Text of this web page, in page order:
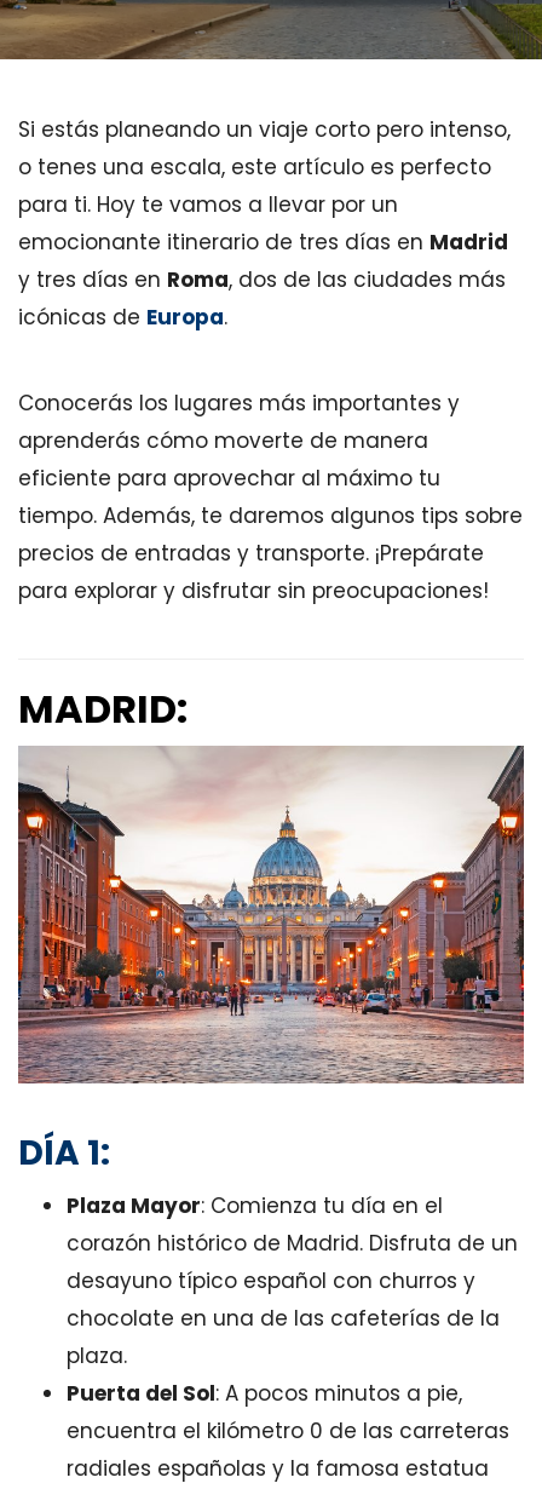
Si estás planeando un viaje corto pero intenso,
o tenes una escala, este artículo es perfecto
para ti. Hoy te vamos a llevar por un
emocionante itinerario de tres días en Madrid
y tres días en Roma, dos de las ciudades más
icónicas de Europa.
Conocerás los lugares más importantes y
aprenderás cómo moverte de manera
eficiente para aprovechar al máximo tu
tiempo. Además, te daremos algunos tips sobre
precios de entradas y transporte. ¡Prepárate
para explorar y disfrutar sin preocupaciones!
MADRID:
DÍA 1:
Plaza Mayor: Comienza tu día en el
corazón histórico de Madrid. Disfruta de un
desayuno típico español con churros y
chocolate en una de las cafeterías de la
plaza.
Puerta del Sol: A pocos minutos a pie,
encuentra el kilómetro 0 de las carreteras
radiales españolas y la famosa estatua